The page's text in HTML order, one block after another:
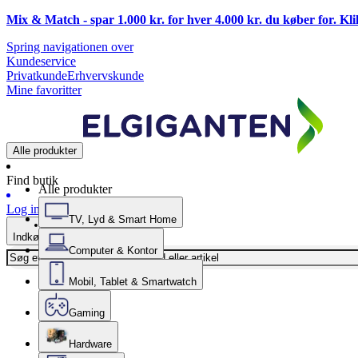
Mix & Match - spar 1.000 kr. for hver 4.000 kr. du køber for.
Spring navigationen over
Kundeservice
PrivatkundeErhvervskunde
Mine favoritter
Alle produkter
Find butik
Log ind
Indkøbskurv
Alle produkter
TV, Lyd & Smart Home
Computer & Kontor
Mobil, Tablet & Smartwatch
Gaming
Hardware